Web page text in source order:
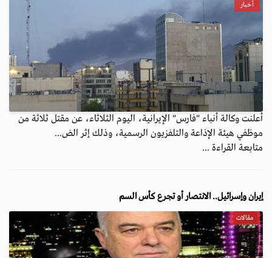
أخبار
أعلنت وكالة أنباء "فارس" الإيرانية، اليوم الثلاثاء، عن مقتل ثلاثة من
موظفي هيئة الإذاعة والتلفزيون الرسمية، وذلك إثر الض...
متابعة القراءة ...
إيران وإسرائيل.. الانتصار أو تجرع كأس السم
مقالات